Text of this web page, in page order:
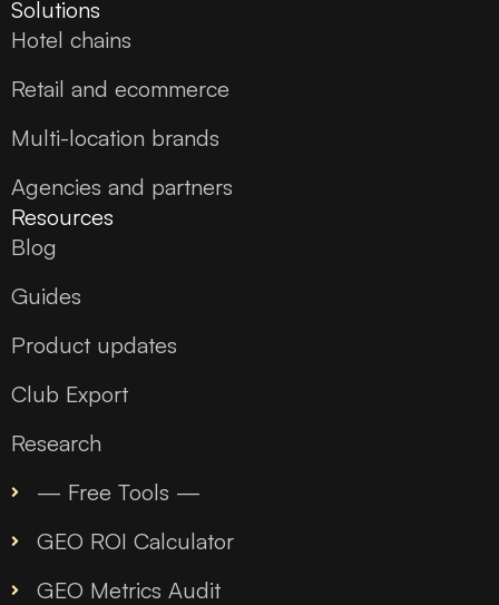
Solutions
Hotel chains
Retail and ecommerce
Multi-location brands
Agencies and partners
Resources
Blog
Guides
Product updates
Club Export
Research
— Free Tools —
GEO ROI Calculator
GEO Metrics Audit